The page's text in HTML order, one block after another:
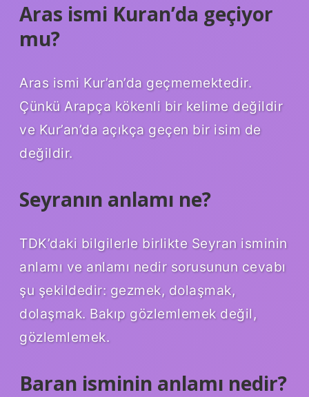
Aras ismi Kuran’da geçiyor
mu?
Aras ismi Kur’an’da geçmemektedir.
Çünkü Arapça kökenli bir kelime değildir
ve Kur’an’da açıkça geçen bir isim de
değildir.
Seyranın anlamı ne?
TDK’daki bilgilerle birlikte Seyran isminin
anlamı ve anlamı nedir sorusunun cevabı
şu şekildedir: gezmek, dolaşmak,
dolaşmak. Bakıp gözlemlemek değil,
gözlemlemek.
Baran isminin anlamı nedir?